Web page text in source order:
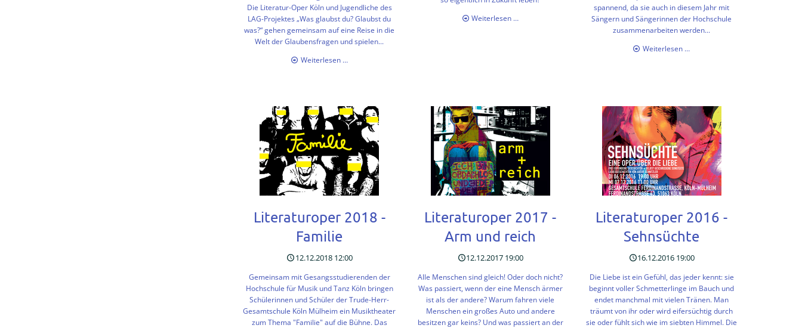
Die Literatur-Oper Köln und Jugendliche des
LAG-Projektes „Was glaubst du? Glaubst du
was?“ gehen gemeinsam auf eine Reise in die
Welt der Glaubensfragen und spielen...
Weiterlesen …Literaturoper
was
glaubst
du?
Glaubst
du
was?
Weiterlesen …
spannend, da sie auch in diesem Jahr mit
Sängern und Sängerinnen der Hochschule
zusammenarbeiten werden...
Weiterlesen …THG
Hochschule
für
Musik
und
Tanz
Literaturoper 2018 -
Familie
12.12.2018 12:00
Gemeinsam mit Gesangsstudierenden der
Hochschule für Musik und Tanz Köln bringen
Schülerinnen und Schüler der Trude-Herr-
Gesamtschule Köln Mülheim ein Musiktheater
zum Thema "Familie" auf die Bühne. Das
Literaturoper 2017 -
Arm und reich
12.12.2017 19:00
Alle Menschen sind gleich! Oder doch nicht?
Was passiert, wenn der eine Mensch ärmer
ist als der andere? Warum fahren viele
Menschen ein großes Auto und andere
besitzen gar keins? Und was passiert an der
Literaturoper 2016 -
Sehnsüchte
16.12.2016 19:00
Die Liebe ist ein Gefühl, das jeder kennt: sie
beginnt voller Schmetterlinge im Bauch und
endet manchmal mit vielen Tränen. Man
träumt von ihr oder wird eifersüchtig durch
sie oder fühlt sich wie im siebten Himmel. Die